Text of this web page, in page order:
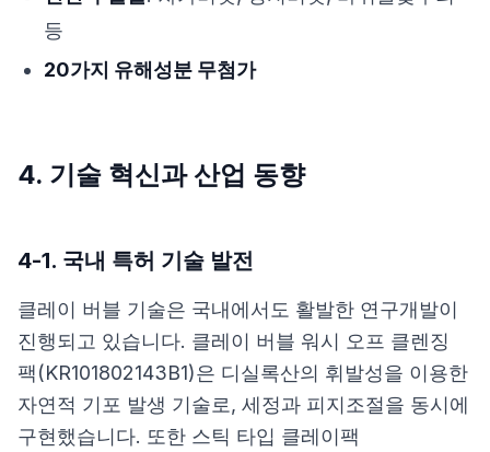
등
20가지 유해성분 무첨가
4. 기술 혁신과 산업 동향
4-1. 국내 특허 기술 발전
클레이 버블 기술은 국내에서도 활발한 연구개발이
진행되고 있습니다. 클레이 버블 워시 오프 클렌징
팩(KR101802143B1)은 디실록산의 휘발성을 이용한
자연적 기포 발생 기술로, 세정과 피지조절을 동시에
구현했습니다. 또한 스틱 타입 클레이팩